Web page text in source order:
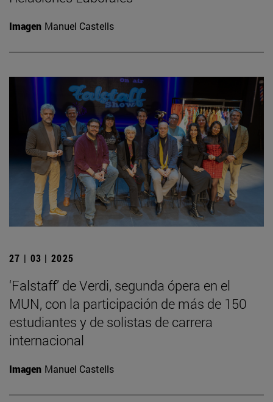
Imagen Manuel Castells
27 | 03 | 2025
‘Falstaff’ de Verdi, segunda ópera en el
MUN, con la participación de más de 150
estudiantes y de solistas de carrera
internacional
Imagen Manuel Castells